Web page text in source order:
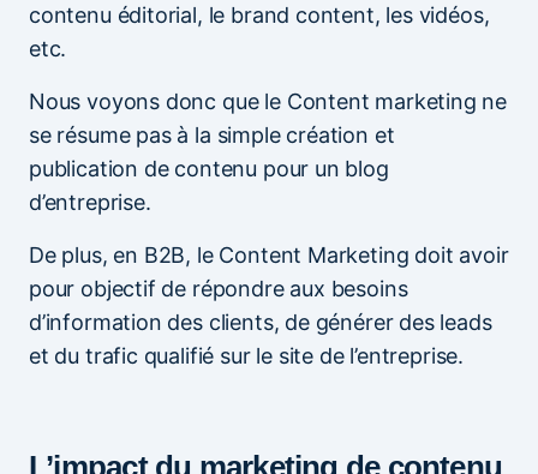
contenu éditorial, le brand content, les vidéos,
etc.
Nous voyons donc que le Content marketing ne
se résume pas à la simple création et
publication de contenu pour un blog
d’entreprise.
De plus, en B2B, le Content Marketing doit avoir
pour objectif de répondre aux besoins
d’information des clients, de générer des leads
et du trafic qualifié sur le site de l’entreprise.
L’impact du marketing de contenu